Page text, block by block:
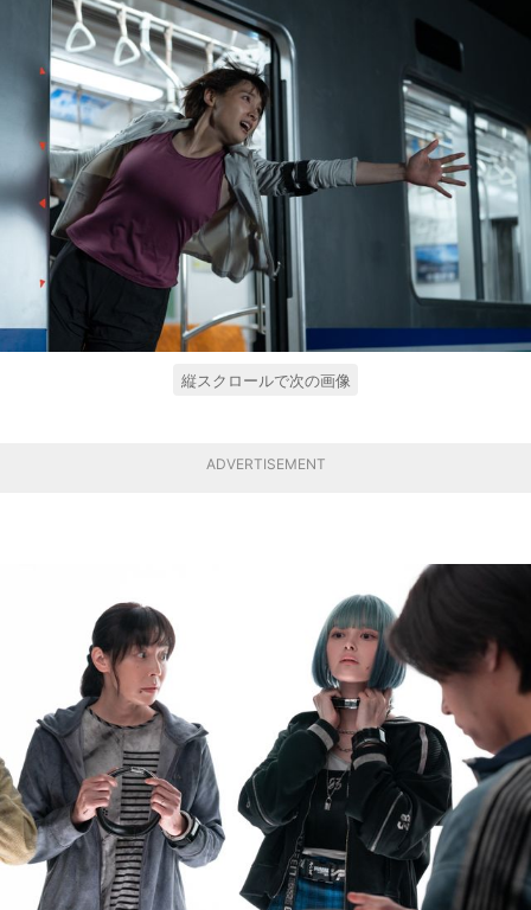
縦スクロールで次の画像
ADVERTISEMENT